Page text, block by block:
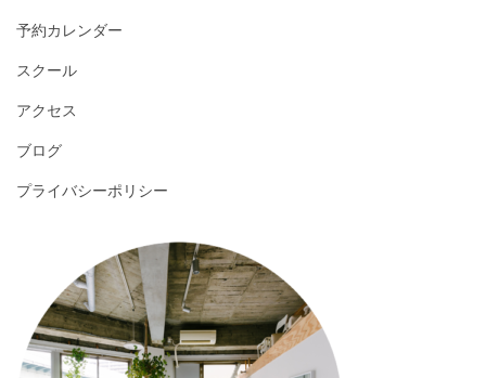
予約カレンダー
スクール
アクセス
ブログ
プライバシーポリシー